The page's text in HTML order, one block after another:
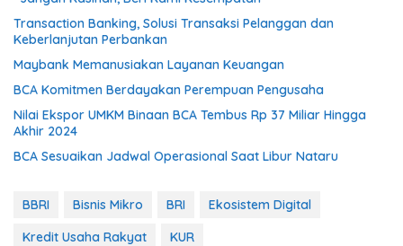
Transaction Banking, Solusi Transaksi Pelanggan dan
Keberlanjutan Perbankan
Maybank Memanusiakan Layanan Keuangan
BCA Komitmen Berdayakan Perempuan Pengusaha
Nilai Ekspor UMKM Binaan BCA Tembus Rp 37 Miliar Hingga
Akhir 2024
BCA Sesuaikan Jadwal Operasional Saat Libur Nataru
BBRI Bisnis Mikro BRI
Ekosistem Digital
Kredit Usaha Rakyat
KUR